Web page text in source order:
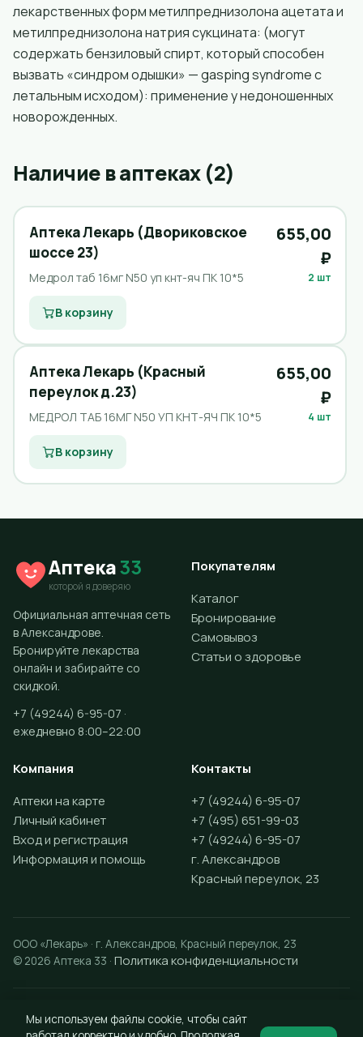
лекарственных форм метилпреднизолона ацетата и
метилпреднизолона натрия сукцината: (могут
содержать бензиловый спирт, который способен
вызвать «синдром одышки» — gasping syndrome с
летальным исходом): применение у недоношенных
новорожденных.
Наличие в аптеках (2)
Аптека Лекарь (Двориковское
шоссе 23)
Медрол таб 16мг N50 уп кнт-яч ПК 10*5
655,00
₽
2 шт
В корзину
Аптека Лекарь (Красный
переулок д.23)
МЕДРОЛ ТАБ 16МГ N50 УП КНТ-ЯЧ ПК 10*5
655,00
₽
4 шт
В корзину
Аптека33
которой я доверяю
Официальная аптечная сеть
в Александрове.
Бронируйте лекарства
онлайн и забирайте со
скидкой.
+7 (49244) 6-95-07 ·
ежедневно 8:00–22:00
Покупателям
Каталог
Бронирование
Самовывоз
Статьи о здоровье
Компания
Аптеки на карте
Личный кабинет
Вход и регистрация
Информация и помощь
Контакты
+7 (49244) 6-95-07
+7 (495) 651-99-03
+7 (49244) 6-95-07
г. Александров
Красный переулок, 23
ООО «Лекарь» · г. Александров, Красный переулок, 23
© 2026 Аптека 33 · Политика конфиденциальности
Мы используем файлы cookie, чтобы сайт